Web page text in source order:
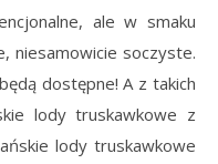
ale w smaku
niesamowicie soczyste.
dostępne! A z takich
lody truskawkowe z
lody truskawkowe